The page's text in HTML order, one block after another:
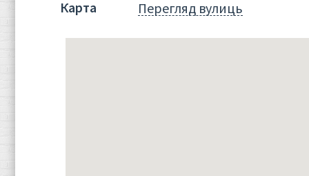
Карта Перегляд вулиць